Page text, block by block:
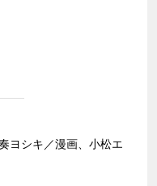
ヨシキ／漫画、小松エ